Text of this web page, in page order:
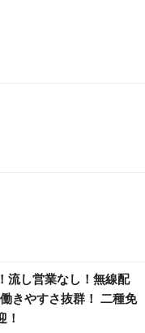
流し営業なし！無線配
きやすさ抜群！ 二種免